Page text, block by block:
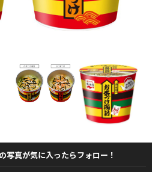
写真が気に入ったらフォロー！